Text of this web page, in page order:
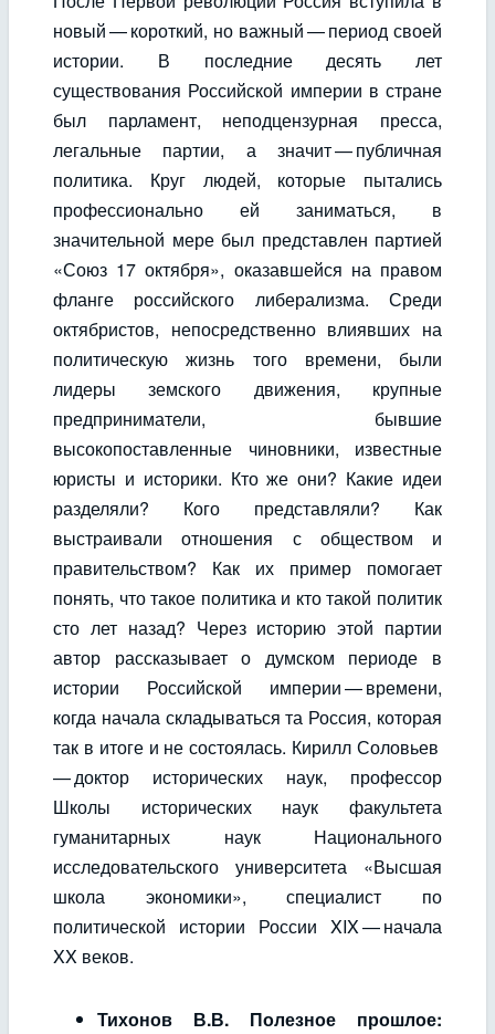
новый — короткий, но важный — период своей
истории. В последние десять лет
существования Российской империи в стране
был парламент, неподцензурная пресса,
легальные партии, а значит — публичная
политика. Круг людей, которые пытались
профессионально ей заниматься, в
значительной мере был представлен партией
«Союз 17 октября», оказавшейся на правом
фланге российского либерализма. Среди
октябристов, непосредственно влиявших на
политическую жизнь того времени, были
лидеры земского движения, крупные
предприниматели, бывшие
высокопоставленные чиновники, известные
юристы и историки. Кто же они? Какие идеи
разделяли? Кого представляли? Как
выстраивали отношения с обществом и
правительством? Как их пример помогает
понять, что такое политика и кто такой политик
сто лет назад? Через историю этой партии
автор рассказывает о думском периоде в
истории Российской империи — времени,
когда начала складываться та Россия, которая
так в итоге и не состоялась. Кирилл Соловьев
— доктор исторических наук, профессор
Школы исторических наук факультета
гуманитарных наук Национального
исследовательского университета «Высшая
школа экономики», специалист по
политической истории России XIX — начала
XX веков.
Тихонов В.В. Полезное прошлое: